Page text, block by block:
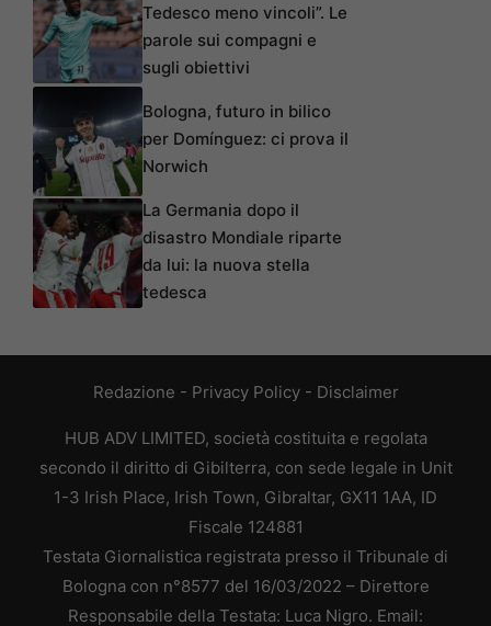
Tedesco meno vincoli”. Le
parole sui compagni e
sugli obiettivi
Bologna, futuro in bilico
per Domínguez: ci prova il
Norwich
La Germania dopo il
disastro Mondiale riparte
da lui: la nuova stella
tedesca
Redazione - Privacy Policy- Disclaimer
HUB ADV LIMITED, società costituita e regolata
secondo il diritto di Gibilterra, con sede legale in Unit
1-3 Irish Place, Irish Town, Gibraltar, GX11 1AA, ID
Fiscale 124881
Testata Giornalistica registrata presso il Tribunale di
Bologna con n°8577 del 16/03/2022 – Direttore
Responsabile della Testata: Luca Nigro. Email: